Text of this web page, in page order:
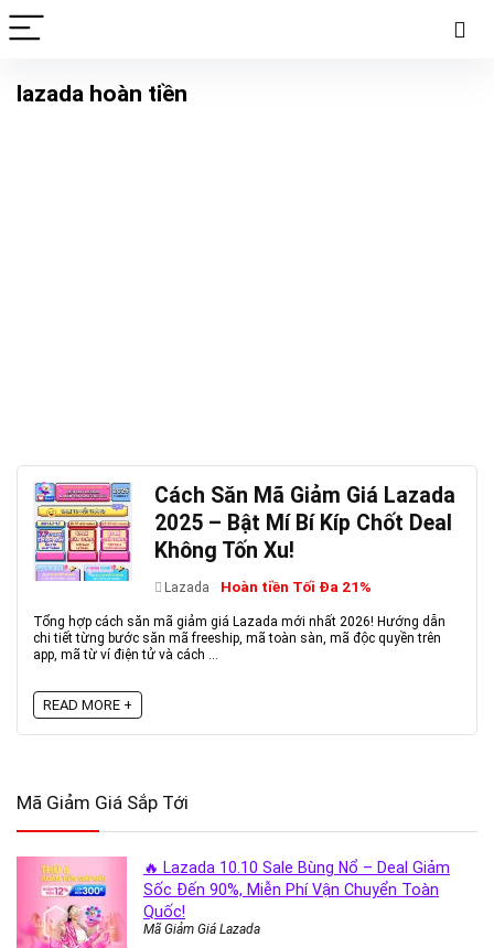
lazada hoàn tiền
Cách Săn Mã Giảm Giá Lazada
2025 – Bật Mí Bí Kíp Chốt Deal
Không Tốn Xu!
Lazada Hoàn tiền Tối Đa 21%
Tổng hợp cách săn mã giảm giá Lazada mới nhất 2026! Hướng dẫn
chi tiết từng bước săn mã freeship, mã toàn sàn, mã độc quyền trên
app, mã từ ví điện tử và cách ...
READ MORE +
Mã Giảm Giá Sắp Tới
🔥 Lazada 10.10 Sale Bùng Nổ – Deal Giảm
Sốc Đến 90%, Miễn Phí Vận Chuyển Toàn
Quốc!
Mã Giảm Giá Lazada